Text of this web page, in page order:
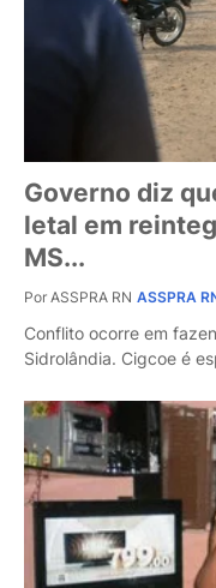
Governo diz
letal em
MS...
Por ASSPRA RN ASSPRA
Conflito ocorre em
Sidrolândia. Cigcoe é